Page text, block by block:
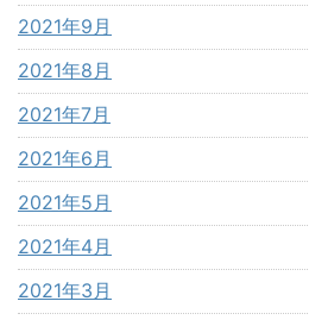
2021年9月
2021年8月
2021年7月
2021年6月
2021年5月
2021年4月
2021年3月